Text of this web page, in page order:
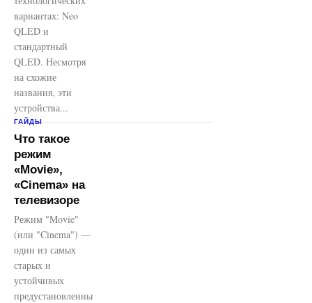
вариантах: Neo
QLED и
стандартный
QLED. Несмотря
на схожие
названия, эти
устройства...
ГАЙДЫ
Что такое
режим
«Movie»,
«Cinema» на
телевизоре
Режим "Movie"
(или "Cinema") —
один из самых
старых и
устойчивых
предустановленны